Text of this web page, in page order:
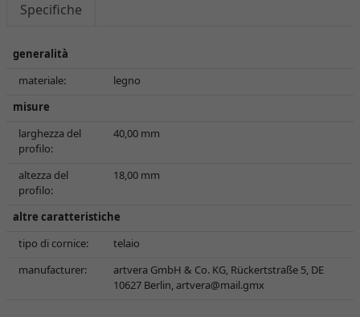
Specifiche
generalità
materiale:
legno
misure
larghezza del
profilo:
40,00 mm
altezza del
profilo:
18,00 mm
altre caratteristiche
tipo di cornice:
telaio
manufacturer:
artvera GmbH & Co. KG, Rückertstraße 5, DE
10627 Berlin,artvera@mail.gmx